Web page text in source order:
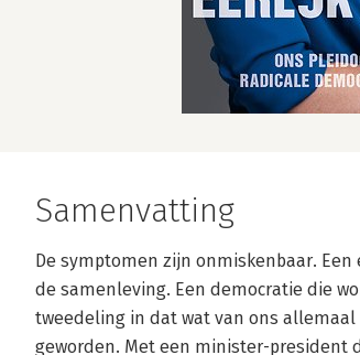
Samenvatting
De symptomen zijn onmiskenbaar.
de samenleving. Een democratie die
tweedeling in dat wat van ons
geworden. Met een minister-president